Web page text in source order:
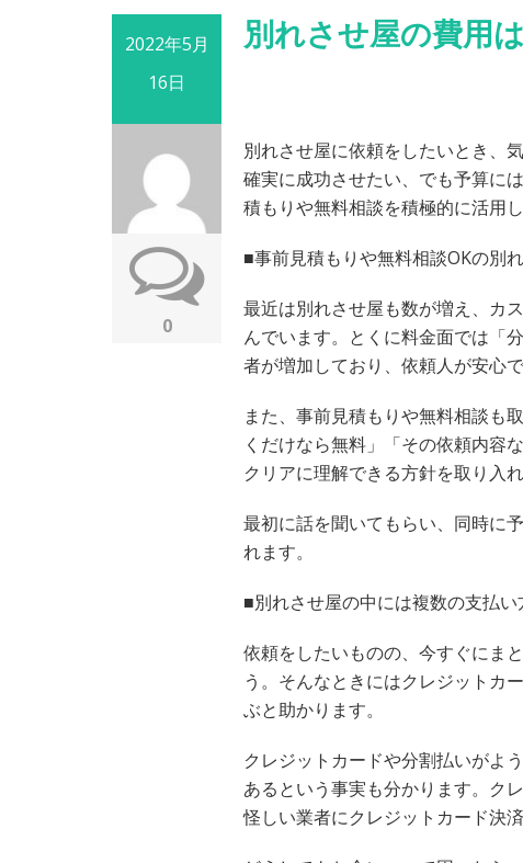
2022年5月
16日
0
別れさせ屋の費用
別れさせ屋に依頼をしたいとき、
確実に成功させたい、でも予算に
積もりや無料相談を積極的に活用し
■事前見積もりや無料相談OKの別
最近は別れさせ屋も数が増え、カ
んでいます。とくに料金面では「
者が増加しており、依頼人が安心
また、事前見積もりや無料相談も
くだけなら無料」「その依頼内容
クリアに理解できる方針を取り入
最初に話を聞いてもらい、同時に
れます。
■別れさせ屋の中には複数の支払
依頼をしたいものの、今すぐにま
う。そんなときにはクレジットカ
ぶと助かります。
クレジットカードや分割払いがよ
あるという事実も分かります。ク
怪しい業者にクレジットカード決